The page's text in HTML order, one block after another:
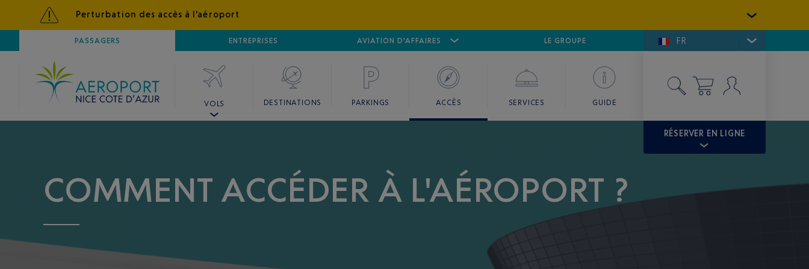
Perturbation des accès à l'aéroport
PASSAGERS ENTREPRISES AVIATION D'AFFAIRES
AÉROPORTNICE CÔTE D'AZUR AÉROPORT CANNES MANDELIEU GOLFE DE SAINT-TROPEZ
LE GROUPE FR
VOLS DESTINATIONS PARKINGS ACCÈS SERVICES GUIDE
RÉSERVER EN LIGNE
COMMENT ACCÉDER À L'AÉROPORT ?